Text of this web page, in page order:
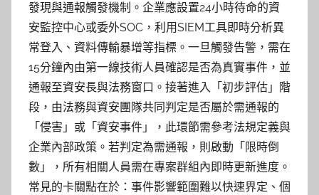
發現與通報觸發機制。企業應設置24小時待命的資
安監控中心或委外SOC，利用SIEM工具即時分析異
常登入、資料傳輸暴增等指標。一旦觸發告警，需在
15分鐘內由第一線技術人員確認是否為真實事件，並
通報至資安長與法務窗口。接著進入「初步評估」階
段，由法務與資安團隊共同判定是否屬於需通報的
「侵害」或「資安事件」，此環節需參考法規定義與
企業內部政策。若判定為需通報，則啟動「限時倒
數」，所有相關人員需在專案群組內即時更新進度。
常見的卡關點在於：事件影響範圍難以快速界定、個